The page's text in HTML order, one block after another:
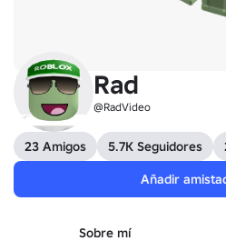
Rad
@RadVideo
23 Amigos 5.7K Seguidores
Añadir
Sobre mí